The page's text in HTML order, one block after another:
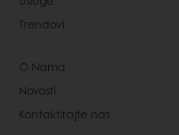
Trendovi
O Nama
Novosti
Kontaktirajte nas